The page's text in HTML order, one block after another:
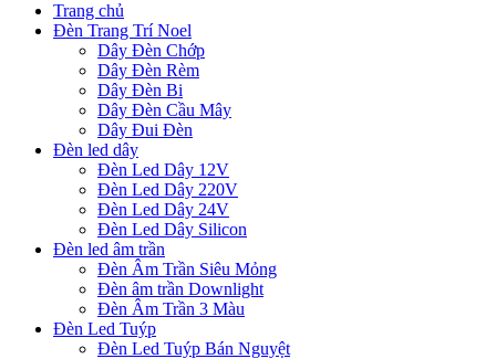
Trang chủ
Đèn Trang Trí Noel
Dây Đèn Chớp
Dây Đèn Rèm
Dây Đèn Bi
Dây Đèn Cầu Mây
Dây Đui Đèn
Đèn led dây
Đèn Led Dây 12V
Đèn Led Dây 220V
Đèn Led Dây 24V
Đèn Led Dây Silicon
Đèn led âm trần
Đèn Âm Trần Siêu Mỏng
Đèn âm trần Downlight
Đèn Âm Trần 3 Màu
Đèn Led Tuýp
Đèn Led Tuýp Bán Nguyệt